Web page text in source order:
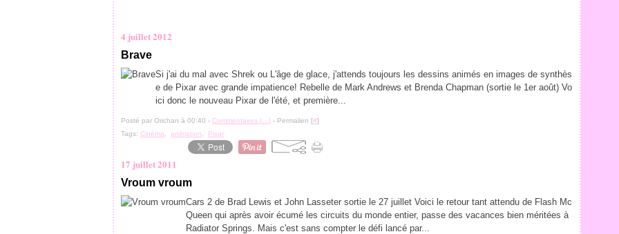
4 juillet 2012
Brave
Si j'ai du mal avec Shrek ou L'âge de glace, j'attends toujours les dessins animés en images de synthès
e de Pixar avec grande impatience! Rebelle de Mark Andrews et Brenda Chapman (sortie le 1er août) Vo
ici donc le nouveau Pixar de l'été, et première...
Posté par Orichan à 00:40 - Commentaires [ ] - Permalien [#]
Tags: Cinéma animation Pixar
17 juillet 2011
Vroum vroum
Cars 2 de Brad Lewis et John Lasseter sortie le 27 juillet Voici le retour tant attendu de Flash Mc
Queen qui après avoir écumé les circuits du monde entier, passe des vacances bien méritées à
Radiator Springs. Mais c'est sans compter le défi lancé par...